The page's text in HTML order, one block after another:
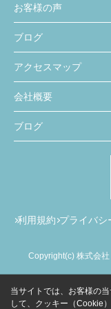
お客様の声
ブログ
アクセスマップ
会社概要
ブログ
利用規約 プライバシ
Copyright(c) 株式会
当サイトでは、お客様の
して、クッキー（Cookie